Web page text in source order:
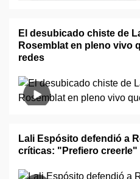
El desubicado chiste de
Rosemblat en pleno vivo
redes
Lali Espósito defendió a
críticas: "Prefiero creerle"